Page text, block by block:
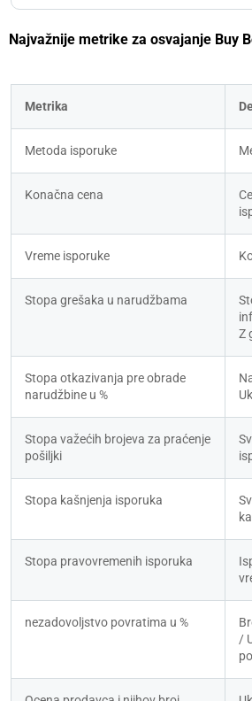
Najvažnije metrike za osvajanje Buy
Metrika
Metoda isporuke
Konačna cena
Vreme isporuke
Stopa grešaka u narudžbama
Z
Stopa otkazivanja pre obrade
narudžbine u %
Stopa važećih brojeva za praćenje
pošiljki
Stopa kašnjenja isporuka
Stopa pravovremenih isporuka
nezadovoljstvo povratima u %
/